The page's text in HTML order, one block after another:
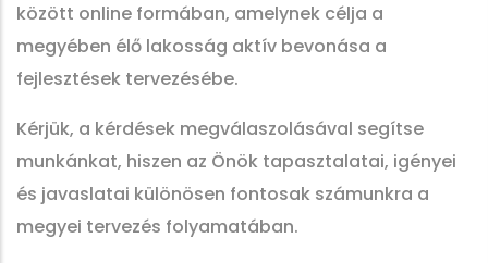
között online formában, amelynek célja a
megyében élő lakosság aktív bevonása a
fejlesztések tervezésébe.
Kérjük, a kérdések megválaszolásával segítse
munkánkat, hiszen az Önök tapasztalatai, igényei
és javaslatai különösen fontosak számunkra a
megyei tervezés folyamatában.